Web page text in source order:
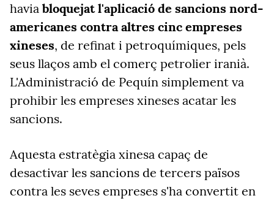
havia bloquejat l'aplicació de sancions nord-
americanes contra altres cinc empreses
xineses, de refinat i petroquímiques, pels
seus llaços amb el comerç petrolier iranià.
L'Administració de Pequín simplement va
prohibir les empreses xineses acatar les
sancions.
Aquesta estratègia xinesa capaç de
desactivar les sancions de tercers països
contra les seves empreses s'ha convertit en